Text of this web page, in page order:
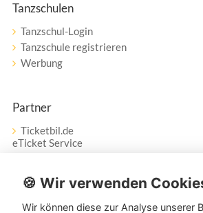
Tanzschulen
Tanzschul-Login
Tanzschule registrieren
Werbung
Partner
Ticketbil.de
eTicket Service
Vertrag widerrufen
🍪 Wir verwenden
Wir können diese zur Analyse unserer